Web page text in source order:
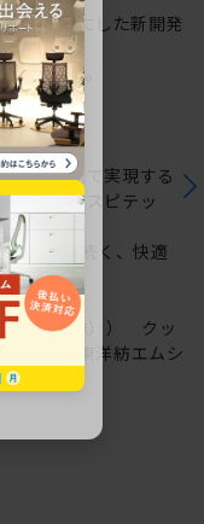
”を可能にした新開発
続けます。
高い次元で実現する
素材「レスピテッ
、ずっと続く、快適
ィア（株）） クッ
アー®（東洋紡エムシ